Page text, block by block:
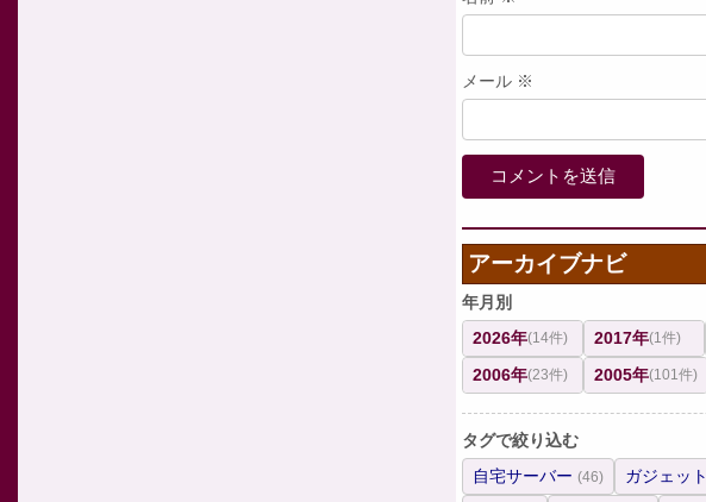
メール ※
アーカイブナビ
年月別
2026年(14件) 2017年(1件)
2006年(23件) 2005年(101件)
タグで絞り込む
自宅サーバー (46) ガジェット